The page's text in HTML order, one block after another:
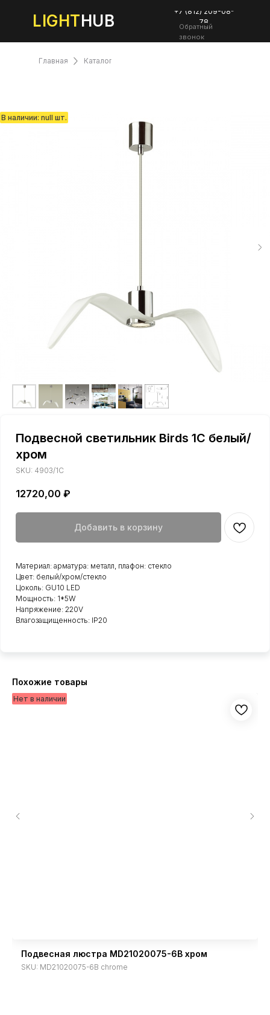
LIGHTHUB
+7 (812) 209-08-
78
Обратный
звонок
Каталог
Главная
Подвесной светильник Birds 1C белый/
хром
SKU: 4903/1C
12720,00 ₽
Добавить в корзину
Материал: арматура: металл, плафон: стекло
Цвет: белый/хром/стекло
Цоколь: GU10 LED
Мощность: 1*5W
Напряжение: 220V
Влагозащищенность: IP20
Похожие товары
Подвесная люстра MD21020075-6B хром
SKU: MD21020075-6B chrome